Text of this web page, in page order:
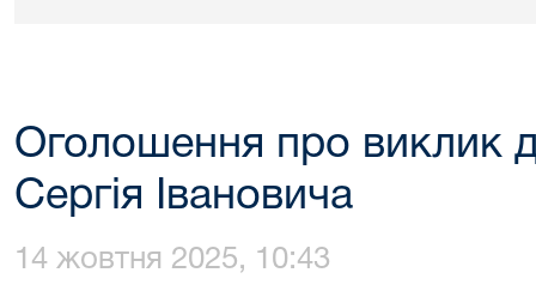
Оголошення про виклик
Сергія Івановича
14 жовтня 2025, 10:43